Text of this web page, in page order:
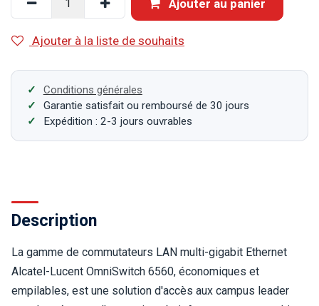
Ajouter au panier
Ajouter à la liste de souhaits
Conditions générales
Garantie satisfait ou remboursé de 30 jours
Expédition : 2-3 jours ouvrables
Description
La gamme de commutateurs LAN multi-gigabit Ethernet
Alcatel-Lucent OmniSwitch 6560, économiques et
empilables, est une solution d'accès aux campus leader